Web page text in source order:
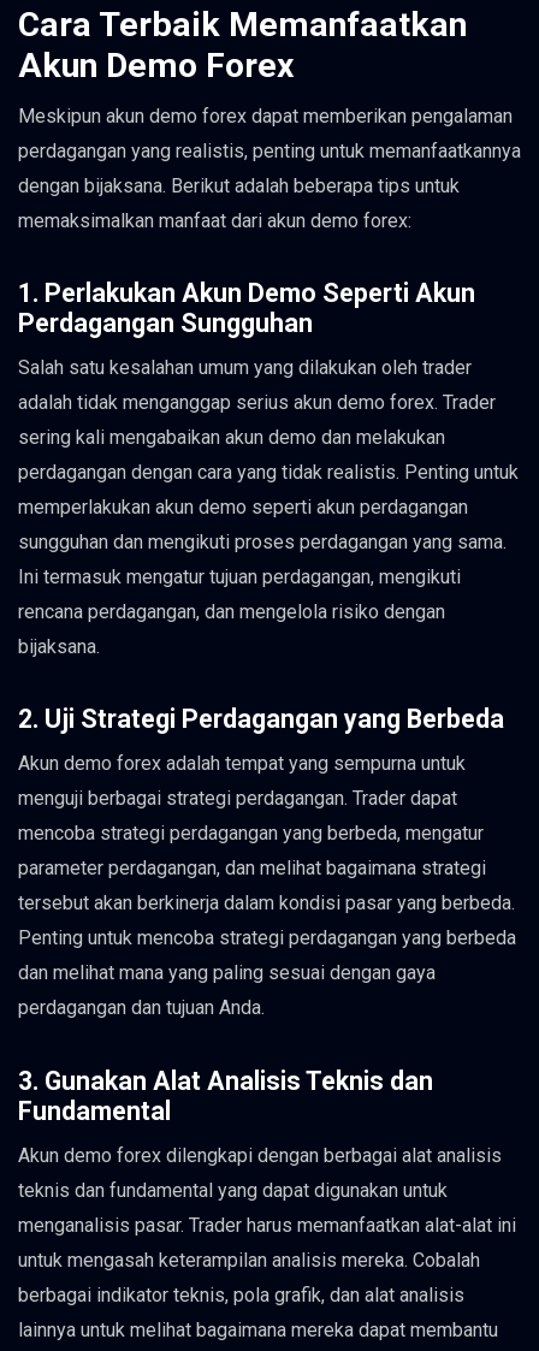
Cara Terbaik Memanfaatkan
Akun Demo Forex
Meskipun akun demo forex dapat memberikan pengalaman
perdagangan yang realistis, penting untuk memanfaatkannya
dengan bijaksana. Berikut adalah beberapa tips untuk
memaksimalkan manfaat dari akun demo forex:
1. Perlakukan Akun Demo Seperti Akun
Perdagangan Sungguhan
Salah satu kesalahan umum yang dilakukan oleh trader
adalah tidak menganggap serius akun demo forex. Trader
sering kali mengabaikan akun demo dan melakukan
perdagangan dengan cara yang tidak realistis. Penting untuk
memperlakukan akun demo seperti akun perdagangan
sungguhan dan mengikuti proses perdagangan yang sama.
Ini termasuk mengatur tujuan perdagangan, mengikuti
rencana perdagangan, dan mengelola risiko dengan
bijaksana.
2. Uji Strategi Perdagangan yang Berbeda
Akun demo forex adalah tempat yang sempurna untuk
menguji berbagai strategi perdagangan. Trader dapat
mencoba strategi perdagangan yang berbeda, mengatur
parameter perdagangan, dan melihat bagaimana strategi
tersebut akan berkinerja dalam kondisi pasar yang berbeda.
Penting untuk mencoba strategi perdagangan yang berbeda
dan melihat mana yang paling sesuai dengan gaya
perdagangan dan tujuan Anda.
3. Gunakan Alat Analisis Teknis dan
Fundamental
Akun demo forex dilengkapi dengan berbagai alat analisis
teknis dan fundamental yang dapat digunakan untuk
menganalisis pasar. Trader harus memanfaatkan alat-alat ini
untuk mengasah keterampilan analisis mereka. Cobalah
berbagai indikator teknis, pola grafik, dan alat analisis
lainnya untuk melihat bagaimana mereka dapat membantu